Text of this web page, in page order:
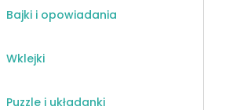
Bajki i opowiadania
Wklejki
Puzzle i układanki